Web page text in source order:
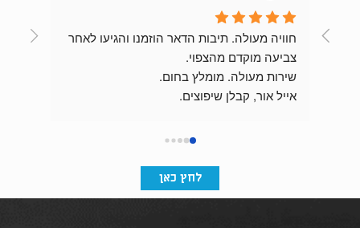
צביעה מוקדם מהצפוי.
שירות מעולה. מומלץ בחום.
אייל אור, קבלן שיפוצים.
לחץ כאן